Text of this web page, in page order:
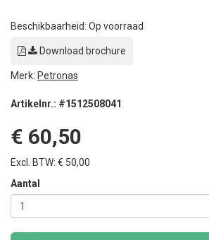
Beschikbaarheid: Op voorraad
Download brochure
Merk: Petronas
Artikelnr.: #1512508041
€ 60,50
Excl. BTW: € 50,00
Aantal